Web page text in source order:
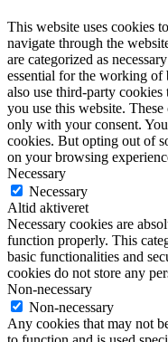
This website uses cookies
navigate through the
are categorized as
essential for the working of
also use third-party
you use this website.
only with your consent.
cookies. But opting out of
on your browsing
Necessary
Necessary
Altid aktiveret
Necessary cookies are
function properly. This
basic functionalities and
cookies do not store any
Non-necessary
Non-necessary
Any cookies that may not